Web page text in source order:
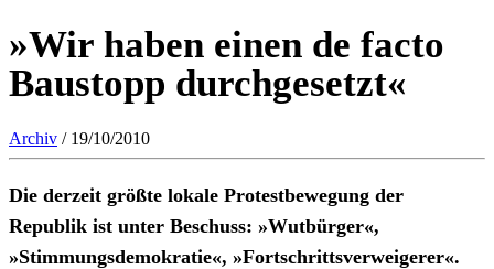
»Wir haben einen de facto
Baustopp durchgesetzt«
Archiv / 19/10/2010
Die derzeit größte lokale Protestbewegung der
Republik ist unter Beschuss: »Wutbürger«,
»Stimmungsdemokratie«, »Fortschrittsverweigerer«.